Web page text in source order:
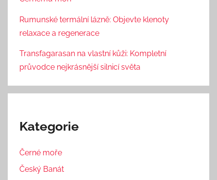
Rumunské termální lázně: Objevte klenoty
relaxace a regenerace
Transfagarasan na vlastní kůži: Kompletní
průvodce nejkrásnější silnicí světa
Kategorie
Černé moře
Český Banát